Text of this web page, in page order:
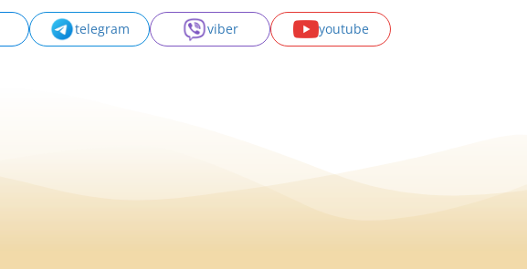
telegram viber youtube